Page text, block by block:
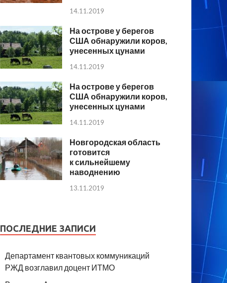
14.11.2019
На острове у берегов
США обнаружили коров,
унесенных цунами
14.11.2019
На острове у берегов
США обнаружили коров,
унесенных цунами
14.11.2019
Новгородская область
готовится
к сильнейшему
наводнению
13.11.2019
ПОСЛЕДНИЕ ЗАПИСИ
Департамент квантовых коммуникаций
РЖД возглавил доцент ИТМО